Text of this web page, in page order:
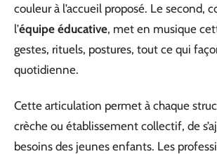
couleur à l’accueil proposé. Le second,
l’équipe éducative, met en musique
gestes, rituels, postures, tout ce qui
quotidienne.
Cette articulation permet à chaque
crèche ou établissement collectif, de
besoins des jeunes enfants. Les